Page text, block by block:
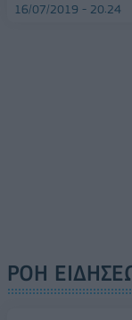
16/07/2019 - 20:24
ΡΟΗ